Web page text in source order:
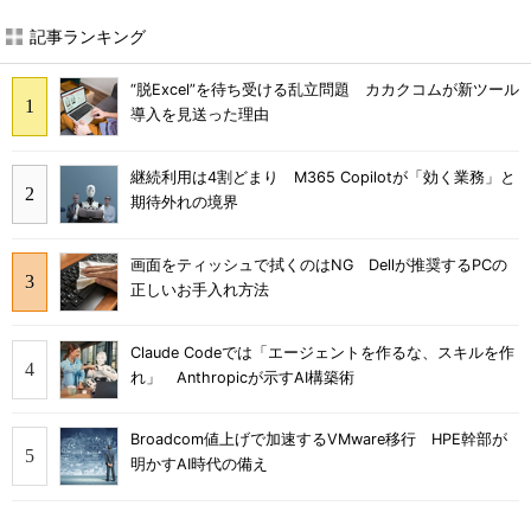
記事ランキング
“脱Excel”を待ち受ける乱立問題 カカクコムが新ツール
導入を見送った理由
継続利用は4割どまり M365 Copilotが「効く業務」と
期待外れの境界
画面をティッシュで拭くのはNG Dellが推奨するPCの
正しいお手入れ方法
Claude Codeでは「エージェントを作るな、スキルを作
れ」 Anthropicが示すAI構築術
Broadcom値上げで加速するVMware移行 HPE幹部が
明かすAI時代の備え